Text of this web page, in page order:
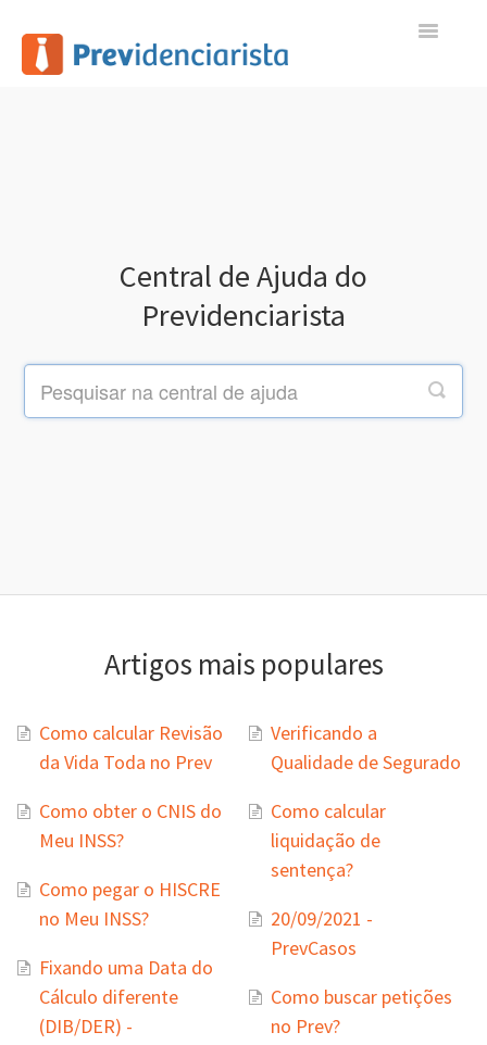
Toggle
Central de Ajuda do
Previdenciarista
Artigos mais populares
Como calcular Revisão
da Vida Toda no Prev
Como obter o CNIS do
Meu INSS?
Como pegar o HISCRE
no Meu INSS?
Fixando uma Data do
Cálculo diferente
(DIB/DER) -
Verificando a
Qualidade de Segurado
Como calcular
liquidação de
sentença?
20/09/2021 -
PrevCasos
Como buscar petições
no Prev?